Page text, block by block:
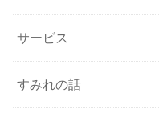
サービス
すみれの話